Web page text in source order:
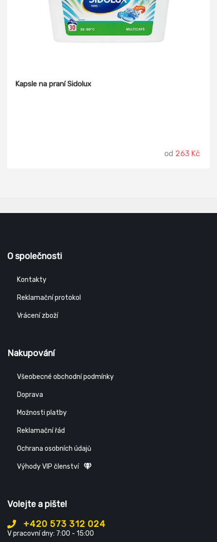
Kapsle na praní Sidolux
od 263 Kč
O společnosti
Kontakty
Reklamační protokol
Vrácení zboží
Nakupování
Všeobecné obchodní podmínky
Doprava
Možnosti platby
Reklamační řád
Ochrana osobních údajů
Výhody VIP členství
Volejte a pište!
+420 573 312 024
V pracovní dny: 7:00 - 15:00